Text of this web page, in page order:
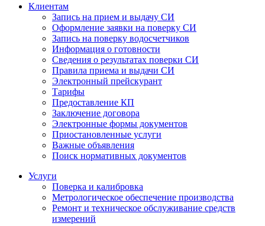
Клиентам
Запись на прием и выдачу СИ
Оформление заявки на поверку СИ
Запись на поверку водосчетчиков
Информация о готовности
Сведения о результатах поверки СИ
Правила приема и выдачи СИ
Электронный прейскурант
Тарифы
Предоставление КП
Заключение договора
Электронные формы документов
Приостановленные услуги
Важные объявления
Поиск нормативных документов
Услуги
Поверка и калибровка
Метрологическое обеспечение производства
Ремонт и техническое обслуживание средств
измерений